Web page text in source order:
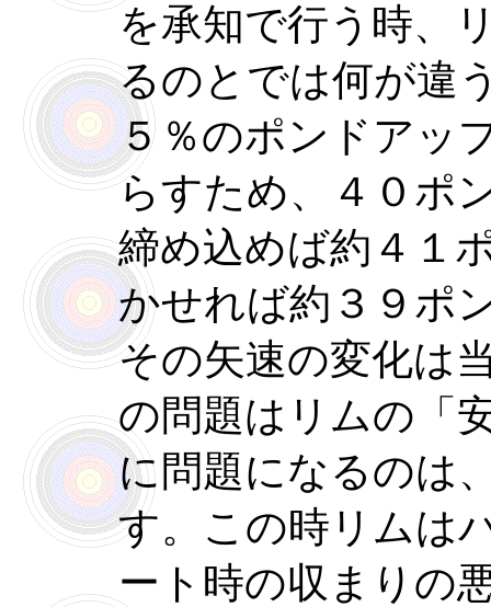
を承知で行う時、
るのとでは何が違
５％のポンドアッ
らすため、４０ポ
締め込めば約４１
かせれば約３９ポ
その矢速の変化は
の問題はリムの「
に問題になるのは
す。この時リムは
ート時の収まりの